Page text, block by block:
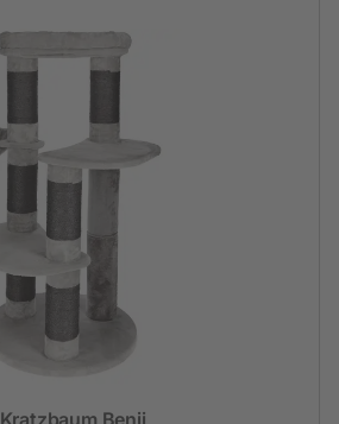
Kratzbaum Benji